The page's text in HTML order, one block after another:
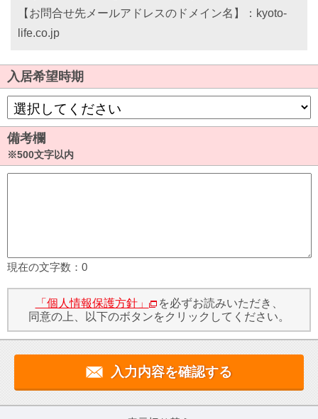
【お問合せ先メールアドレスのドメイン名】：kyoto-
life.co.jp
入居希望時期
備考欄
※500文字以内
現在の文字数： 0
「個人情報保護方針」
を必ずお読みいただき、
同意の上、以下のボタンをクリックしてください。
入力内容を確認する